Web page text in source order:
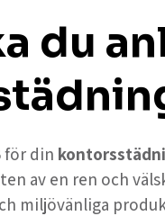
du
för din
av en ren och
miljövänliga